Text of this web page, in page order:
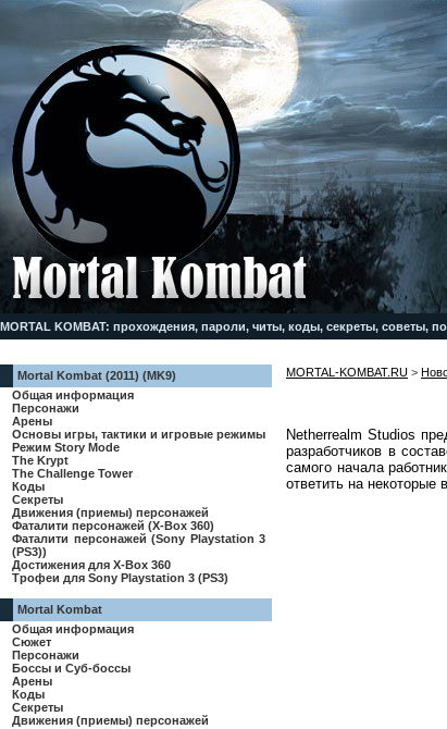
MORTAL KOMBAT: прохождения, пароли, читы, коды, секреты, советы,
Mortal Kombat (2011) (MK9)
Общая информация
Персонажи
Арены
Основы игры, тактики и игровые режимы
Режим Story Mode
The Krypt
The Challenge Tower
Коды
Секреты
Движения (приемы) персонажей
Фаталити персонажей (X-Box 360)
Фаталити персонажей (Sony Playstation 3
(PS3))
Достижения для X-Box 360
Трофеи для Sony Playstation 3 (PS3)
Mortal Kombat
Общая информация
Сюжет
Персонажи
Боссы и Суб-боссы
Арены
Коды
Секреты
Движения (приемы) персонажей
MORTAL-KOMBAT.RU >
Netherrealm Studios
разработчиков в
самого начала
ответить на